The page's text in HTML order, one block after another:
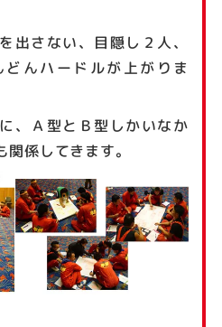
出さない、目隠し２人、
んハードルが上がりま
、Ａ型とＢ型しかいなか
係してきます。